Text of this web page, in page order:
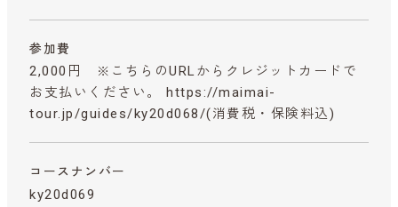
参加費
2,000円 ※こちらのURLからクレジットカードで
お支払いください。 https://maimai-
tour.jp/guides/ky20d068/(消費税・保険料込)
コースナンバー
ky20d069